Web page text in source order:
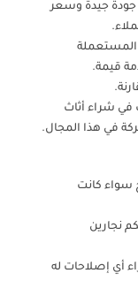
جودة جيدة وسعر
المستعملة
قيمة.
في شراء أثاث
في هذا المجال.
سواء كانت
نجارين
أي إصلاحات له